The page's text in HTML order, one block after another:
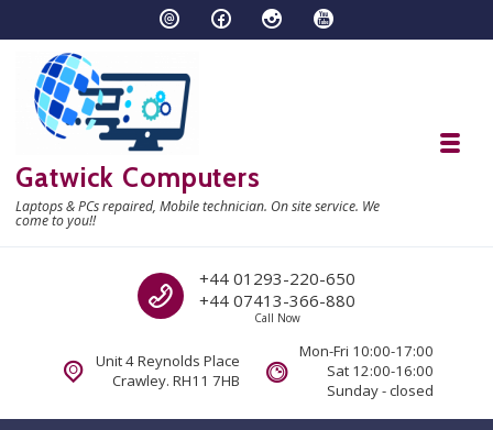
Gatwick Computers
Laptops & PCs repaired, Mobile technician. On site service. We
come to you!!
Call us
+44 01293-220-650
+44 07413-366-880
Call Now
Unit 4 Reynolds Place
Crawley. RH11 7HB
Mon-Fri 10:00-17:00
Sat 12:00-16:00
Sunday - closed